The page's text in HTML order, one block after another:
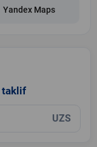
Yandex Maps
taklif
UZS